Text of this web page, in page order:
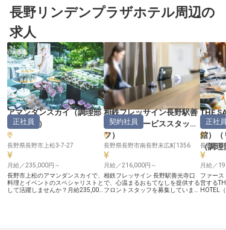
てていただきます。2年以上の調理
経験を土台に、これからポジション
を動かしながら伸びていける環境で
す。 【衛生管理への意識が、チー
ムの信頼になります】 高い衛生意
識を持ち、チームでコミュニケーシ
ョンをとりながら動ける方をお待ち
しています。ホテルの運営だけでな
く、軽井沢の地域活性化や文化・ア
ートに関心をお持ちの方も歓迎いた
します。 【働く環境のポイント】
・月給220,000円以上（想定年収
3,000,000円～） ・年間休日120
日、週休2日制（月9～11日休み）
・誕生日休暇（1日）、私傷病休暇
（9日） ・寮完備、引越費用補助、
自動車通勤可（通勤手当は別途支
給） ・制服貸与、IHG宿泊優待制
度（国内・海外）、社員食堂
※2026年8月7日時点の情報です
特別な瞬間を、あなたの料理で彩り
ましょう！経験を活かし、新たな挑
お待ちし
ご用意し
2月8日時
長野リンデンプラザホテル周辺の
求人
アマンダンスカイ（調理部
門その他 ）
正社員
長野県長野市上松3-7-27
月給／235,000円～
長野市上松のアマンダンスカイで、
料理とイベントのスペシャリストと
して活躍しませんか？月給235,000
相鉄フレッサイン長野駅善
光寺口（サービススタッ
フ ）
契約社員
長野県長野市南長野末広町1356
月給／216,000円～
相鉄フレッサイン 長野駅善光寺口
で、心温まるおもてなしを提供する
フロントスタッフを募集していま
THE
館）
（
（調理
正社員
長野県長
月給／
ファース
営する
HOTEL